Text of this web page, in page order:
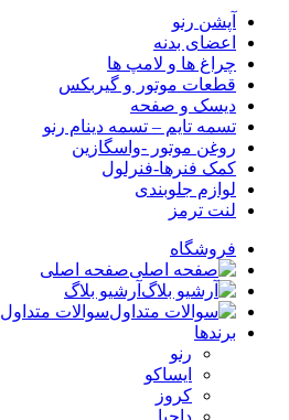
آپشن رنو
اعضای بدنه
چراغ ها و لامپ ها
قطعات موتور و گیربکس
دیسک و صفحه
تسمه تایم – تسمه دینام رنو
روغن موتور -واسگازین
کمک فنرها-فنرلول
لوازم جلوبندی
لنت ترمز
فروشگاه
صفحه اصلی
آرشیو بلاگ
سوالات متداول
برندها
رنو
ایساکو
کروز